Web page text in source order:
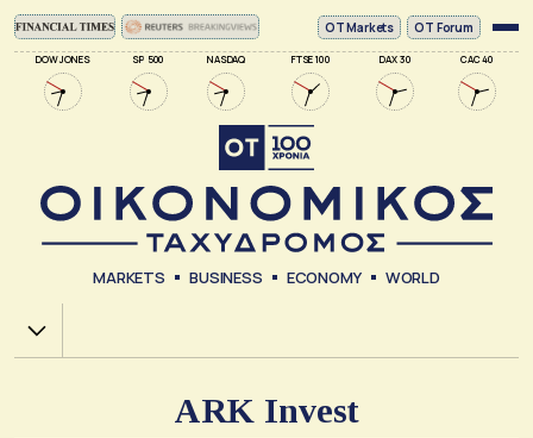
DOW JONES SP 500 NASDAQ FTSE 100 DAX 30 CAC 40
ΟΤ Markets OT Forum
MARKETS BUSINESS ECONOMY WORLD
Χ.Α.
ARK Invest